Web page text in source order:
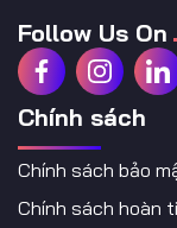
Follow Us On
Chính sách
Chính sách bảo
Chính sách hoàn